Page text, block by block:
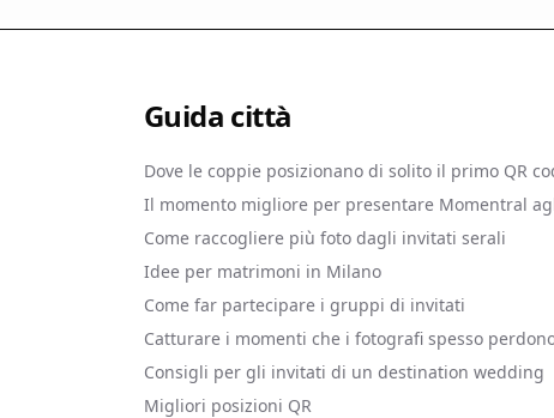
Guida città
Dove le coppie posizionano di solito il primo QR
Il momento migliore per presentare Momentral
Come raccogliere più foto dagli invitati serali
Idee per matrimoni in Milano
Come far partecipare i gruppi di invitati
Catturare i momenti che i fotografi spesso
Consigli per gli invitati di un destination wedding
Migliori posizioni QR